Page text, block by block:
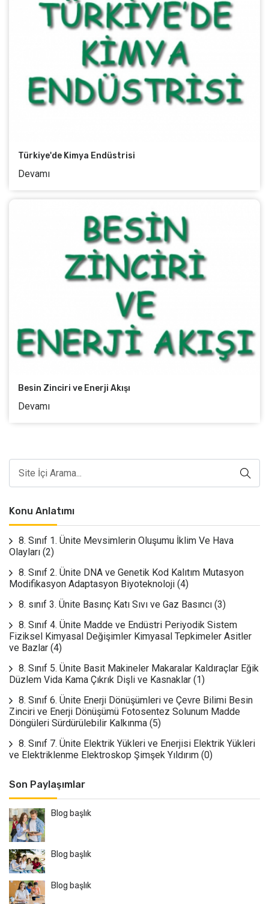
Türkiye'de Kimya Endüstrisi
Devamı
Besin Zinciri ve Enerji Akışı
Devamı
Konu Anlatımı
8. Sınıf 1. Ünite Mevsimlerin Oluşumu İklim Ve Hava
Olayları (2)
8. Sınıf 2. Ünite DNA ve Genetik Kod Kalıtım Mutasyon
Modifikasyon Adaptasyon Biyoteknoloji (4)
8. sınıf 3. Ünite Basınç Katı Sıvı ve Gaz Basıncı (3)
8. Sınıf 4. Ünite Madde ve Endüstri Periyodik Sistem
Fiziksel Kimyasal Değişimler Kimyasal Tepkimeler Asitler
ve Bazlar (4)
8. Sınıf 5. Ünite Basit Makineler Makaralar Kaldıraçlar Eğik
Düzlem Vida Kama Çıkrık Dişli ve Kasnaklar (1)
8. Sınıf 6. Ünite Enerji Dönüşümleri ve Çevre Bilimi Besin
Zinciri ve Enerji Dönüşümü Fotosentez Solunum Madde
Döngüleri Sürdürülebilir Kalkınma (5)
8. Sınıf 7. Ünite Elektrik Yükleri ve Enerjisi Elektrik Yükleri
ve Elektriklenme Elektroskop Şimşek Yıldırım (0)
Son Paylaşımlar
Blog başlık
Blog başlık
Blog başlık